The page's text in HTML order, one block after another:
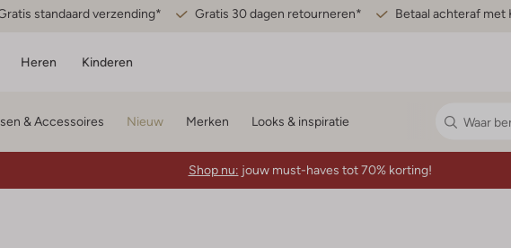
standaard verzending* Gratis 30 dagen retourneren* Betaal achteraf met
Heren Kinderen
& Accessoires Nieuw Merken Looks & inspiratie
Shop nu: jouw must-haves tot 70% korting!